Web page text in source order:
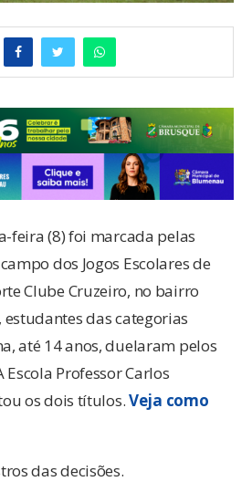
feira (8) foi marcada pelas
dos Jogos Escolares de
Clube Cruzeiro, no bairro
das categorias
até 14 anos, duelaram pelos
Professor Carlos
os dois títulos.Veja como
das decisões.